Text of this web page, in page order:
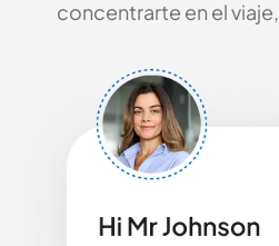
concentrarte en el